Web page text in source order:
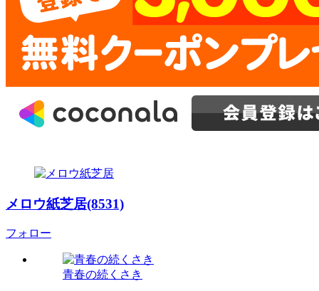
メロウ紙芝居(8531)
フォロー
青春の続くさき